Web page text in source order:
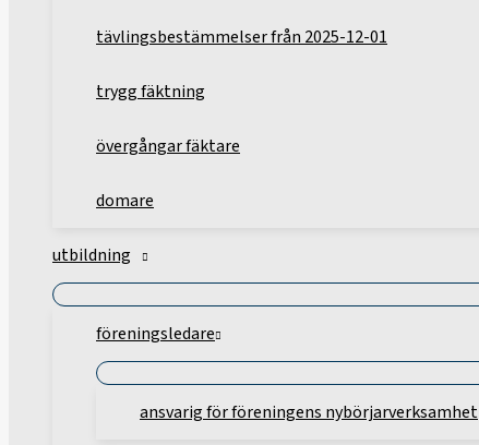
tävlingsbestämmelser från 2025-12-01
trygg fäktning
övergångar fäktare
domare
utbildning
föreningsledare
ansvarig för föreningens nybörjarverksamhet